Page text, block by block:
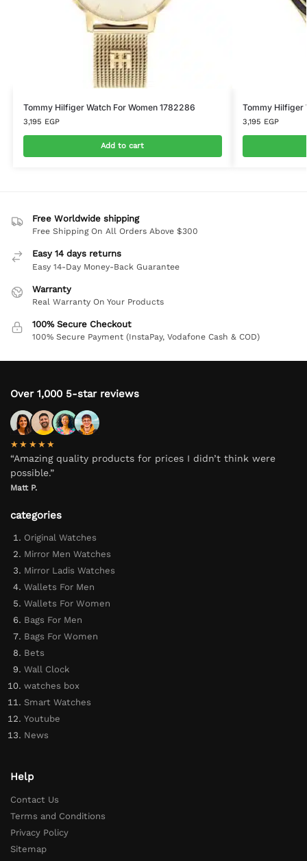
Tommy Hilfiger Watch For Women 1782286
3,195 EGP
Add to cart
Tommy Hilfiger
3,195 EGP
Free Worldwide shipping
Free Shipping On All Orders Above $300
Easy 14 days returns
Easy 14-Day Money-Back Guarantee
Warranty
Real Warranty On Your Products
100% Secure Checkout
100% Secure Payment (InstaPay, Vodafone Cash & COD)
Over 1,000 5-star reviews
★★★★★
“Amazing quality products for prices I didn’t think were
possible.”
Matt P.
categories
Original Watches
Mirror Men Watches
Mirror Ladis Watches
Wallets For Men
Wallets For Women
Bags For Men
Bags For Women
Bets
Wall Clock
watches box
Smart Watches
Youtube
News
Help
Contact Us
Terms and Conditions
Privacy Policy
Sitemap